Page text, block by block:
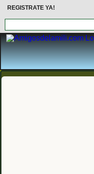
REGISTRATE YA!